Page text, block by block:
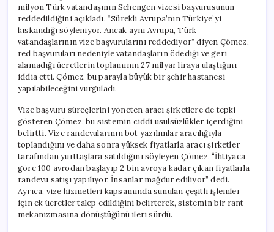
milyon Türk vatandaşının Schengen vizesi başvurusunun
reddedildiğini açıkladı. “Sürekli Avrupa’nın Türkiye’yi
kıskandığı söyleniyor. Ancak aynı Avrupa, Türk
vatandaşlarının vize başvurularını reddediyor” diyen Çömez,
red başvuruları nedeniyle vatandaşların ödediği ve geri
alamadığı ücretlerin toplamının 27 milyar liraya ulaştığını
iddia etti. Çömez, bu parayla büyük bir şehir hastanesi
yapılabileceğini vurguladı.
Vize başvuru süreçlerini yöneten aracı şirketlere de tepki
gösteren Çömez, bu sistemin ciddi usulsüzlükler içerdiğini
belirtti. Vize randevularının bot yazılımlar aracılığıyla
toplandığını ve daha sonra yüksek fiyatlarla aracı şirketler
tarafından yurttaşlara satıldığını söyleyen Çömez, “İhtiyaca
göre 100 avrodan başlayıp 2 bin avroya kadar çıkan fiyatlarla
randevu satışı yapılıyor. İnsanlar mağdur ediliyor” dedi.
Ayrıca, vize hizmetleri kapsamında sunulan çeşitli işlemler
için ek ücretler talep edildiğini belirterek, sistemin bir rant
mekanizmasına dönüştüğünü ileri sürdü.